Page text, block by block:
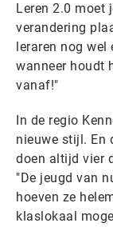
Leren 2.0 moet
verandering
leraren nog wel
wanneer houdt
vanaf!"
In de regio
nieuwe stijl. En
doen altijd vier
"De jeugd van
hoeven ze
klaslokaal